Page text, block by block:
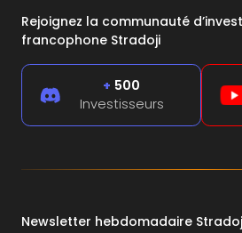
Rejoignez la communauté
francophone Stradoji
+ 500
Investisseurs
Newsletter hebdomadaire